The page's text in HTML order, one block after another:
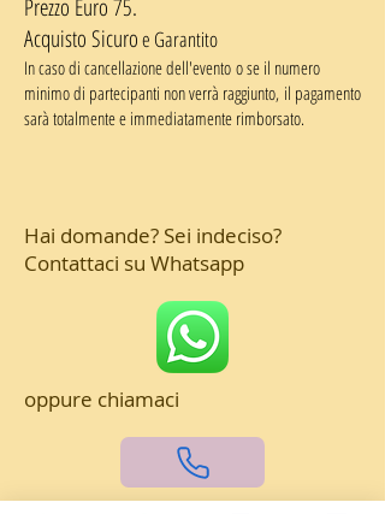
Prezzo Euro 75.
Acquisto Sicuro​ e Garantito
In caso di cancellazione dell'evento o se il numero
minimo di partecipanti non verrà raggiunto, il pagamento
sarà totalmente e immediatamente rimborsato.
Hai domande? Sei indeciso?
Contattaci su Whatsapp
oppure chiamaci